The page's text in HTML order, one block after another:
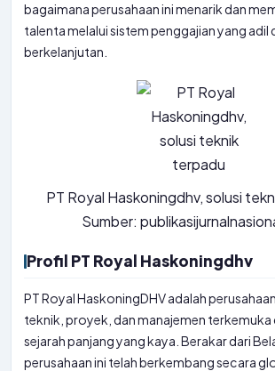
bagaimana perusahaan ini menarik dan
talenta melalui sistem penggajian yang adil
berkelanjutan.
PT Royal Haskoningdhv, solusi
Sumber:
Profil PT Royal Haskoningdhv
PT Royal HaskoningDHV adalah
teknik, proyek, dan manajemen terkemuka
sejarah panjang yang kaya. Berakar dari
perusahaan ini telah berkembang secara